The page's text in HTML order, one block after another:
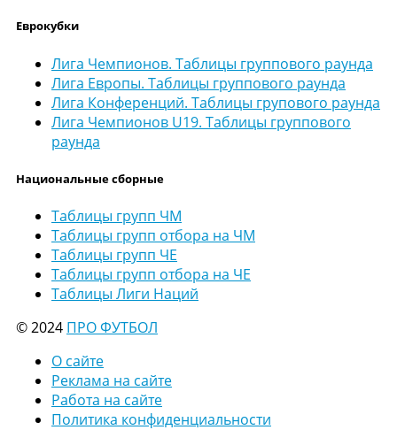
Еврокубки
Лига Чемпионов. Таблицы группового раунда
Лига Европы. Таблицы группового раунда
Лига Конференций. Таблицы групового раунда
Лига Чемпионов U19. Таблицы группового
раунда
Национальные сборные
Таблицы групп ЧМ
Таблицы групп отбора на ЧМ
Таблицы групп ЧЕ
Таблицы групп отбора на ЧЕ
Таблицы Лиги Наций
© 2024 ПРО ФУТБОЛ
О сайте
Реклама на сайте
Работа на сайте
Политика конфиденциальности